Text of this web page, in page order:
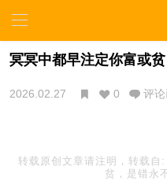
冥冥中都早注定你富或
2026.02.27 0 评
转载原创文章请注明，转载自:
贫，是错永